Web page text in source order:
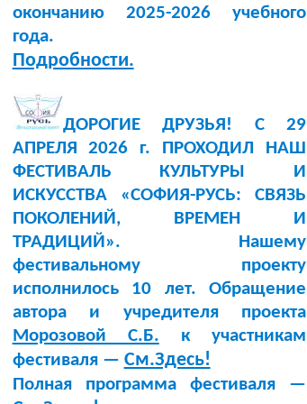
окончанию 2025-2026 учебного
года.
Подробности.
ДОРОГИЕ ДРУЗЬЯ! С 29
АПРЕЛЯ 2026 г. ПРОХОДИЛ НАШ
ФЕСТИВАЛЬ КУЛЬТУРЫ И
ИСКУССТВА «СОФИЯ-РУСЬ: СВЯЗЬ
ПОКОЛЕНИЙ, ВРЕМЕН И
ТРАДИЦИЙ». Нашему
фестивальному проекту
исполнилось 10 лет. Обращение
автора и учредителя проекта
Морозовой С.Б. к участникам
фестиваля — См.Здесь!
Полная программа фестиваля —